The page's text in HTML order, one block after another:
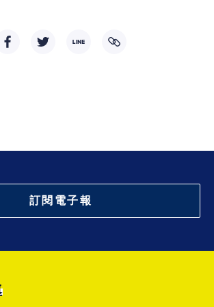
訂閱電子報